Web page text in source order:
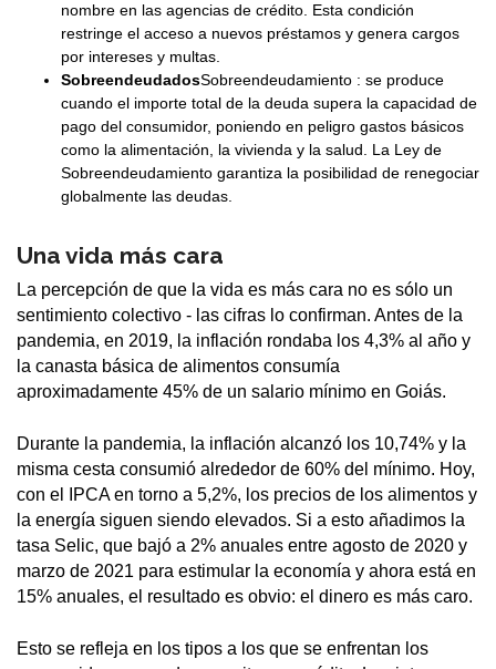
nombre en las agencias de crédito. Esta condición
restringe el acceso a nuevos préstamos y genera cargos
por intereses y multas.
SobreendeudadosSobreendeudamiento : se produce
cuando el importe total de la deuda supera la capacidad de
pago del consumidor, poniendo en peligro gastos básicos
como la alimentación, la vivienda y la salud. La Ley de
Sobreendeudamiento garantiza la posibilidad de renegociar
globalmente las deudas.
Una vida más cara
La percepción de que la vida es más cara no es sólo un
sentimiento colectivo - las cifras lo confirman. Antes de la
pandemia, en 2019, la inflación rondaba los 4,3% al año y
la canasta básica de alimentos consumía
aproximadamente 45% de un salario mínimo en Goiás.
Durante la pandemia, la inflación alcanzó los 10,74% y la
misma cesta consumió alrededor de 60% del mínimo. Hoy,
con el IPCA en torno a 5,2%, los precios de los alimentos y
la energía siguen siendo elevados. Si a esto añadimos la
tasa Selic, que bajó a 2% anuales entre agosto de 2020 y
marzo de 2021 para estimular la economía y ahora está en
15% anuales, el resultado es obvio: el dinero es más caro.
Esto se refleja en los tipos a los que se enfrentan los